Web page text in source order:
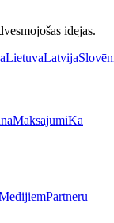
idejas.
LietuvaLatvija
MaksājumiKā
Partneru